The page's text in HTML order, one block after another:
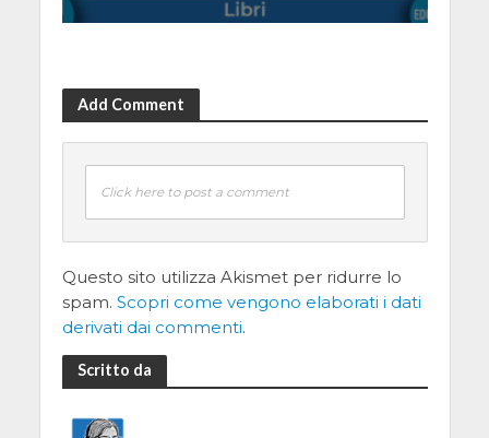
Add Comment
Click here to post a comment
Questo sito utilizza Akismet per ridurre lo
spam. Scopri come vengono elaborati i dati
derivati dai commenti.
Scritto da